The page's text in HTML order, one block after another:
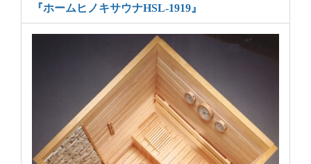
『ホームヒノキサウナHSL-1919』